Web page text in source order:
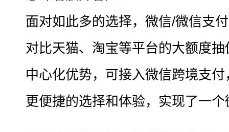
面对如此多的选择，微信/微信支
对比天猫、淘宝等平台的大额度
中心化优势，可接入微信跨境支
更便捷的选择和体验，实现了一